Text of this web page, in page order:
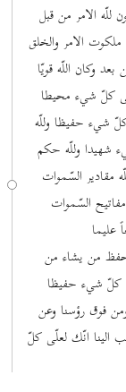
للّه الامر من قبل
الامر والخلق
وكان اللّه قويّا
كلّ شيء محيطا
شيء حفيظا وللّه
شهيدا وللّه حكم
مقادير السّموات
السّموات
عليما
من يشاء من
كلّ شيء حفيظا
فوق رؤسنا وعن
الينا انّك لعلّى كلّ